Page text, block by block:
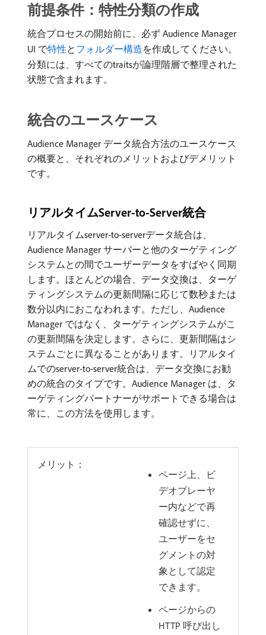
前提条件：特性分類の作成
統合プロセスの開始前に、必ず Audience Manager
UI で特性と フォルダー構造を作成してください。
分類には、すべてのtraitsが論理階層で整理された
状態で含まれます。
統合のユースケース
Audience Manager データ統合方法のユースケース
の概要と、それぞれのメリットおよびデメリット
です。
リアルタイムServer-to-Server統合
リアルタイムserver-to-serverデータ統合は、
Audience Manager サーバーと他のターゲティング
システムとの間でユーザーデータをすばやく同期
します。ほとんどの場合、データ交換は、ターゲ
ティングシステムの更新間隔に応じて数秒または
数分以内におこなわれます。ただし、Audience
Manager ではなく、ターゲティングシステムがこ
の更新間隔を決定します。さらに、更新間隔はシ
ステムごとに異なることがあります。リアルタイ
ムでのserver-to-server統合は、データ交換にお勧
めの統合のタイプです。Audience Manager は、タ
ーゲティングパートナーがサポートできる場合は
常に、この方法を使用します。
メリット：
ページ上、ビ
デオプレーヤ
ー内などで再
確認せずに、
ユーザーをセ
グメントの対
象として認定
できます。
ページからの
HTTP 呼び出し